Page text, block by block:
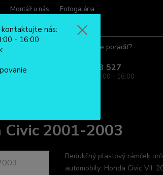
Montáž u nás
Fotogaléria
Potrebujete poradiť?
0904 963 527
Po - Pia: 08:00 - 16:00
Civic 2001-2003
Civic 2001-2003
Redukčný plastový rámček
automobily: Honda Civic VII.
nás:
- 16:00